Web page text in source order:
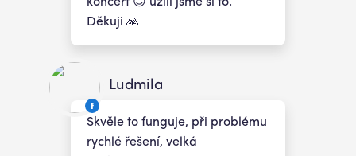
koncert 😊 užili jsme si to.
Děkuji 🙏
Ludmila
Skvěle to funguje, při problému
rychlé řešení, velká